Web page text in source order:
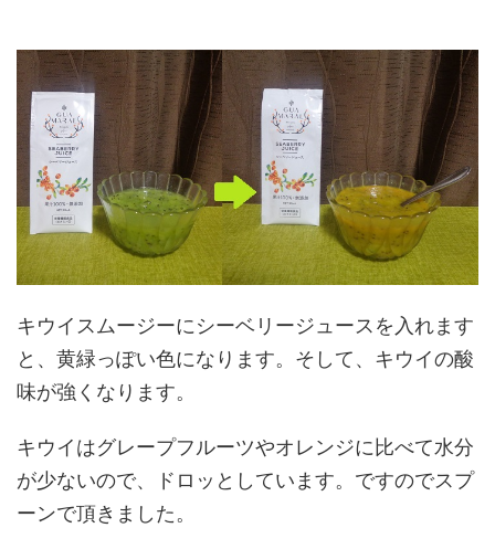
キウイスムージーにシーベリージュースを入れます
と、黄緑っぽい色になります。そして、キウイの酸
味が強くなります。
キウイはグレープフルーツやオレンジに比べて水分
が少ないので、ドロッとしています。ですのでスプ
ーンで頂きました。